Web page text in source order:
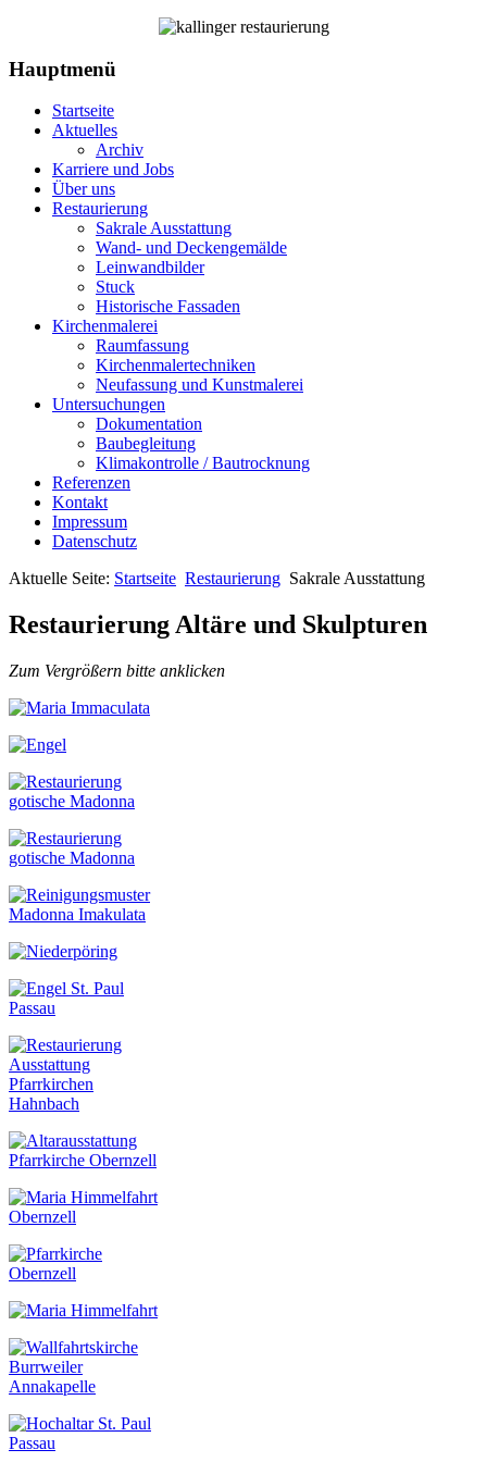
Hauptmenü
Startseite
Aktuelles
Archiv
Karriere und Jobs
Über uns
Restaurierung
Sakrale Ausstattung
Wand- und Deckengemälde
Leinwandbilder
Stuck
Historische Fassaden
Kirchenmalerei
Raumfassung
Kirchenmalertechniken
Neufassung und Kunstmalerei
Untersuchungen
Dokumentation
Baubegleitung
Klimakontrolle / Bautrocknung
Referenzen
Kontakt
Impressum
Datenschutz
Aktuelle Seite: Startseite Restaurierung Sakrale Ausstattung
Restaurierung Altäre und Skulpturen
Zum Vergrößern bitte anklicken